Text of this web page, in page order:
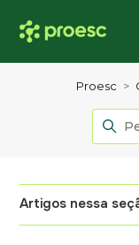
Proesc
Artigos nessa